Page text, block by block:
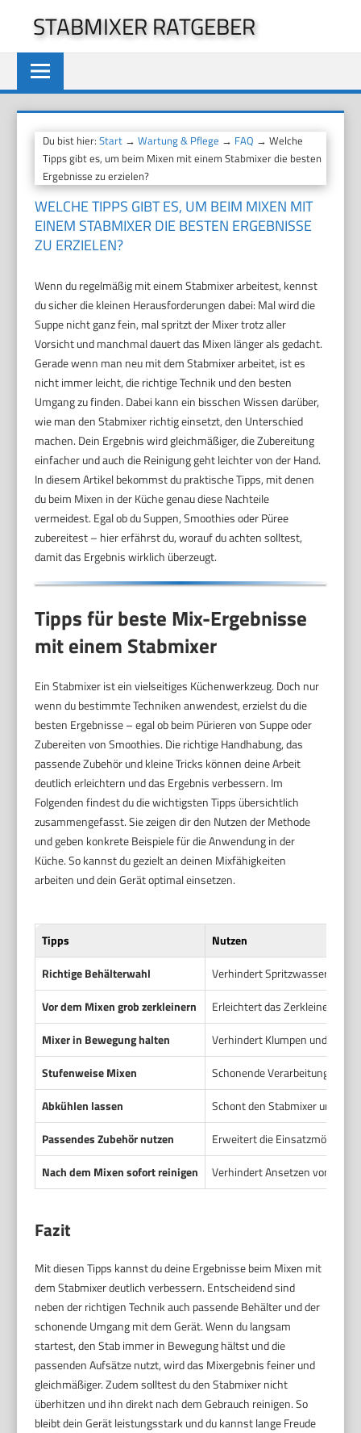
springen
STABMIXER RATGEBER
Du bist hier:Start →Wartung & Pflege → FAQ → Welche
Tipps gibt es, um beim Mixen mit einem Stabmixer die besten
Ergebnisse zu erzielen?
WELCHE TIPPS GIBT ES, UM BEIM MIXEN MIT
EINEM STABMIXER DIE BESTEN ERGEBNISSE
ZU ERZIELEN?
Wenn du regelmäßig mit einem Stabmixer arbeitest, kennst
du sicher die kleinen Herausforderungen dabei: Mal wird die
Suppe nicht ganz fein, mal spritzt der Mixer trotz aller
Vorsicht und manchmal dauert das Mixen länger als gedacht.
Gerade wenn man neu mit dem Stabmixer arbeitet, ist es
nicht immer leicht, die richtige Technik und den besten
Umgang zu finden. Dabei kann ein bisschen Wissen darüber,
wie man den Stabmixer richtig einsetzt, den Unterschied
machen. Dein Ergebnis wird gleichmäßiger, die Zubereitung
einfacher und auch die Reinigung geht leichter von der Hand.
In diesem Artikel bekommst du praktische Tipps, mit denen
du beim Mixen in der Küche genau diese Nachteile
vermeidest. Egal ob du Suppen, Smoothies oder Püree
zubereitest – hier erfährst du, worauf du achten solltest,
damit das Ergebnis wirklich überzeugt.
Tipps für beste Mix-Ergebnisse
mit einem Stabmixer
Ein Stabmixer ist ein vielseitiges Küchenwerkzeug. Doch nur
wenn du bestimmte Techniken anwendest, erzielst du die
besten Ergebnisse – egal ob beim Pürieren von Suppe oder
Zubereiten von Smoothies. Die richtige Handhabung, das
passende Zubehör und kleine Tricks können deine Arbeit
deutlich erleichtern und das Ergebnis verbessern. Im
Folgenden findest du die wichtigsten Tipps übersichtlich
zusammengefasst. Sie zeigen dir den Nutzen der Methode
und geben konkrete Beispiele für die Anwendung in der
Küche. So kannst du gezielt an deinen Mixfähigkeiten
arbeiten und dein Gerät optimal einsetzen.
Tipps
Nutzen
Richtige Behälterwahl
Verhindert Spritzwasser und
Vor dem Mixen grob zerkleinern
Erleichtert das Zerkleinern
Mixer in Bewegung halten
Verhindert Klumpen und sorgt
Stufenweise Mixen
Schonende Verarbeitung und
Abkühlen lassen
Schont den Stabmixer und
Passendes Zubehör nutzen
Erweitert die
Nach dem Mixen sofort reinigen
Verhindert Ansetzen von
Fazit
Mit diesen Tipps kannst du deine Ergebnisse beim Mixen mit
dem Stabmixer deutlich verbessern. Entscheidend sind
neben der richtigen Technik auch passende Behälter und der
schonende Umgang mit dem Gerät. Wenn du langsam
startest, den Stab immer in Bewegung hältst und die
passenden Aufsätze nutzt, wird das Mixergebnis feiner und
gleichmäßiger. Zudem solltest du den Stabmixer nicht
überhitzen und ihn direkt nach dem Gebrauch reinigen. So
bleibt dein Gerät leistungsstark und du kannst lange Freude